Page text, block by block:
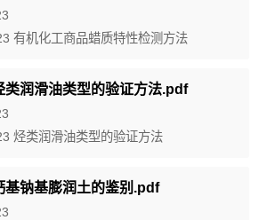
有机化工商品蜡质特性检测方法
类润滑油类型的验证方法.pdf
烃类润滑油类型的验证方法
基钠基膨润土的鉴别.pdf